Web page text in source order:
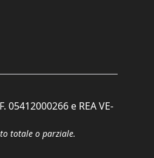
05412000266 e REA VE-
totale o parziale.